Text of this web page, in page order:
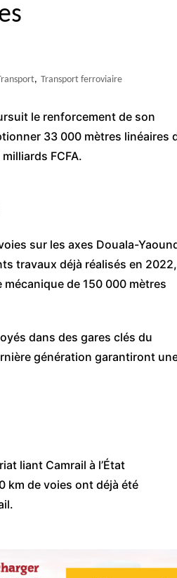
, Transport ferroviaire
le renforcement de son
33 000 mètres linéaires
FCFA.
sur les axes Douala-
travaux déjà réalisés en 2022,
de 150 000 mètres
dans des gares clés du
génération garantiront
liant Camrail à l’État
km de voies ont déjà été